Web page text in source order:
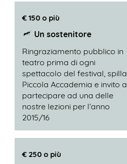
€ 150 o più
Un sostenitore
Ringraziamento pubblico in
teatro prima di ogni
spettacolo del festival, spilla
Piccola Accademia e invito a
partecipare ad una delle
nostre lezioni per l’anno
2015/16
€ 250 o più